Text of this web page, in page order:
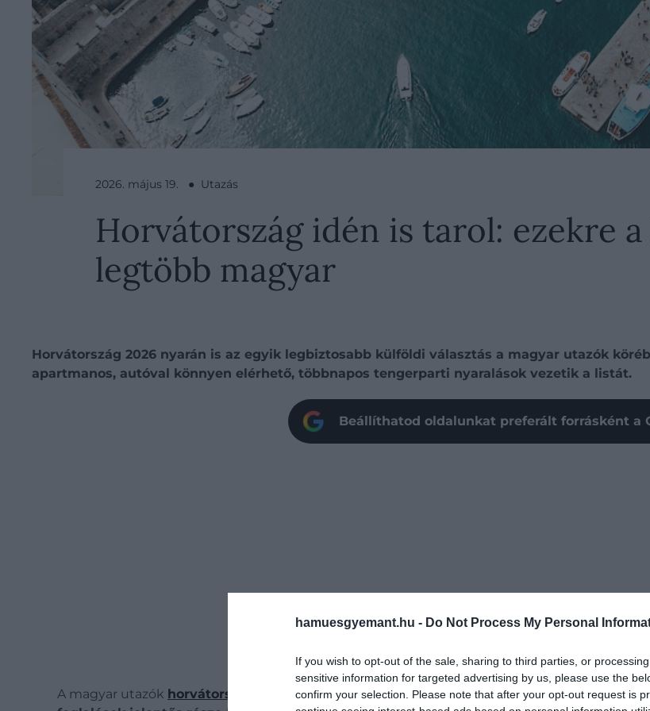
hamuesgyemant.hu - Do Not Process My Personal
If you wish to opt-out of the sale, sharing to third parties, or
sensitive information for targeted advertising by us, please use the
confirm your selection. Please note that after your opt-out request is
2026. május 19. ● Utazás
Horvátország idén is tarol: ezekre
legtöbb magyar
Horvátország 2026 nyarán is az egyik legbiztosabb külföldi választás a magyar utazók
apartmanos, autóval könnyen elérhető, többnapos tengerparti nyaralások vezetik a listát.
Beállíthatod oldalunkat preferált forrásként a
A magyar utazók horvátországi foglalásain jól látszik, hogy a legtöbben a nyári szabadság